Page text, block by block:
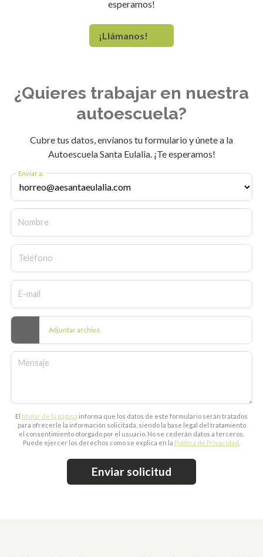
esperamos!
¡Llámanos!
¿Quieres trabajar en nuestra
autoescuela?
Cubre tus datos, envíanos tu formulario y únete a la
Autoescuela Santa Eulalia. ¡Te esperamos!
Enviar a:
Nombre
Teléfono
E-mail
Adjuntar archivo
Mensaje
El titular de la página informa que los datos de este formulario serán tratados
para ofrecerle la información solicitada, siendo la base legal del tratamiento
el consentimiento otorgado por el usuario. No se cederán datos a terceros.
Puede ejercer los derechos como se explica en la Política de Privacidad